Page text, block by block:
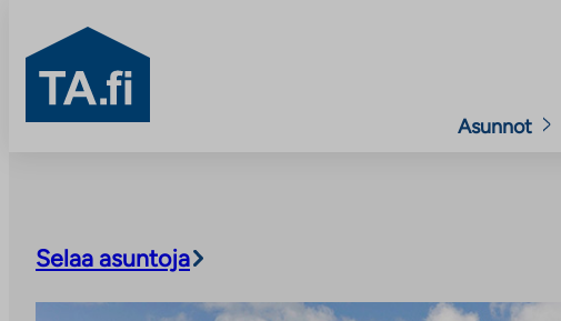
TA.fi
Asunnot
Selaa asuntoja